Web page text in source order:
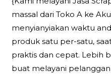
massal dari Toko A ke
menyianyiakan waktu
produk satu per-satu,
praktis dan cepat. Lebih
buat melayani